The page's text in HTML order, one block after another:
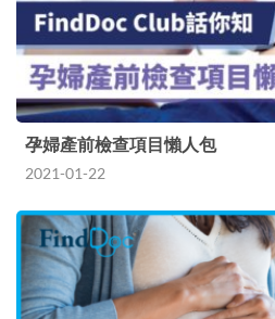
孕婦產前檢查項目懶人包
2021-01-22